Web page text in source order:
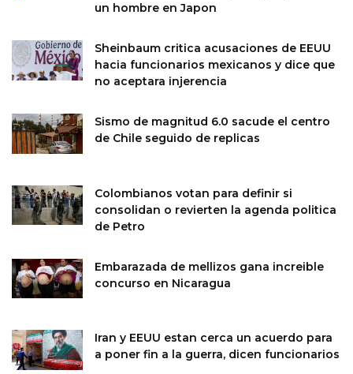
un hombre en Japon
Sheinbaum critica acusaciones de EEUU
hacia funcionarios mexicanos y dice que
no aceptara injerencia
Sismo de magnitud 6.0 sacude el centro
de Chile seguido de replicas
Colombianos votan para definir si
consolidan o revierten la agenda politica
de Petro
Embarazada de mellizos gana increible
concurso en Nicaragua
Iran y EEUU estan cerca un acuerdo para
a poner fin a la guerra, dicen funcionarios